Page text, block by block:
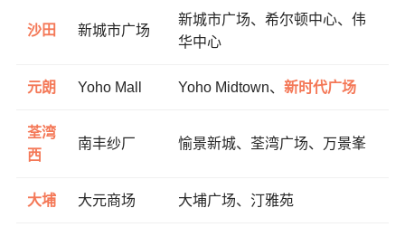
沙田 新城市广场
新城市广场、希尔顿中心、伟
华中心
元朗 Yoho Mall Yoho Midtown、 新时代广场
荃湾
西
南丰纱厂 愉景新城、荃湾广场、万景峯
大埔 大元商场 大埔广场、汀雅苑